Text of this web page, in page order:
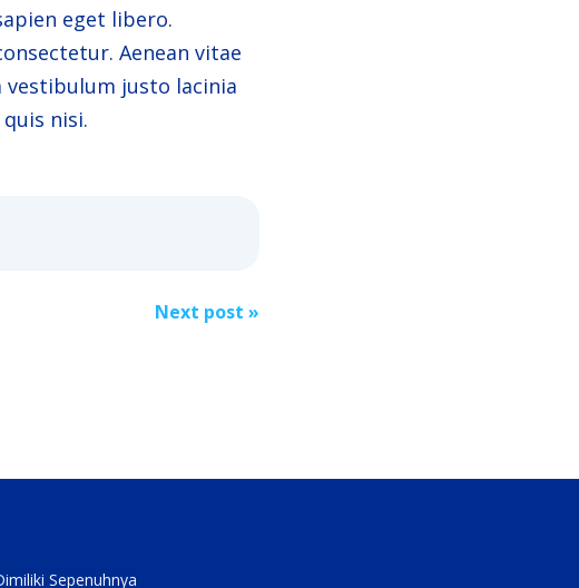
eget libero.
Aenean vitae
justo lacinia
nisi.
Next post »
Sepenuhnya